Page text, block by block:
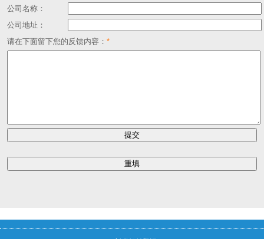
公司名称：
公司地址：
请在下面留下您的反馈内容： *